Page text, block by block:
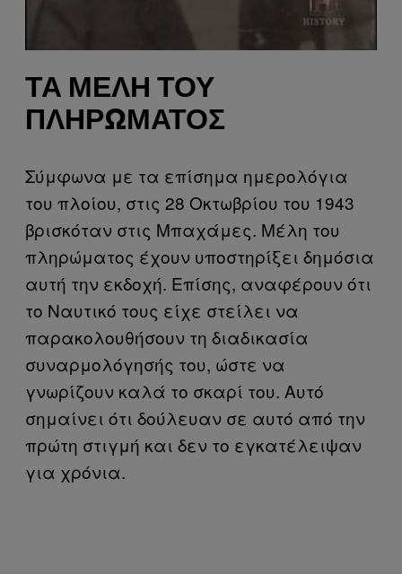
ΤΑ ΜΈΛΗ ΤΟΥ
ΠΛΗΡΏΜΑΤΟΣ
Σύμφωνα με τα επίσημα ημερολόγια
του πλοίου, στις 28 Οκτωβρίου του 1943
βρισκόταν στις Μπαχάμες. Μέλη του
πληρώματος έχουν υποστηρίξει δημόσια
αυτή την εκδοχή. Επίσης, αναφέρουν ότι
το Ναυτικό τους είχε στείλει να
παρακολουθήσουν τη διαδικασία
συναρμολόγησής του, ώστε να
γνωρίζουν καλά το σκαρί του. Αυτό
σημαίνει ότι δούλευαν σε αυτό από την
πρώτη στιγμή και δεν το εγκατέλειψαν
για χρόνια.